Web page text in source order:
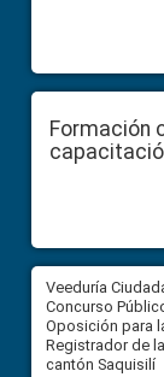
Formación
Veeduría
Concurso
Oposición para
Registrador de
cantón Saquisilí